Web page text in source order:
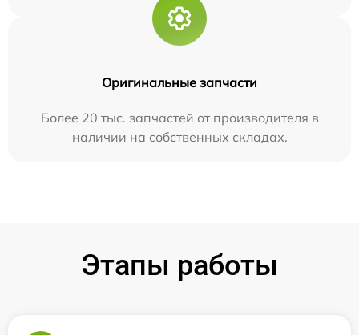
Оригинальные запчасти
Более 20 тыс. запчастей от производителя в
наличии на собственных складах.
Этапы работы